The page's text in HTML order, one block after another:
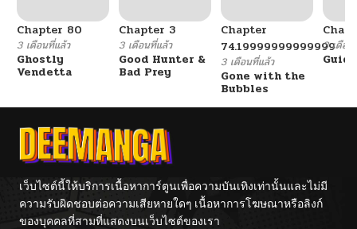
Chapter 80
3 เดือนที่แล้ว
Ghostly
Vendetta
Chapter 3
3 เดือนที่แล้ว
Good Hunter &
Bad Prey
Chapter
74.19999999999999
3 เดือนที่แล้ว
Gone with the
Bubbles
3 เดือน
เว็บไซต์นี้ให้บริการเนื้อหาการ์ตูนเพื่อความบันเทิงเท่านั้นและไม่มี
ความรับผิดชอบต่อความเสียหายใดๆ เนื้อหาการโฆษณาหรือลิงก์
ของบุคคลที่สามที่แสดงบนเว็บไซต์ของเรา